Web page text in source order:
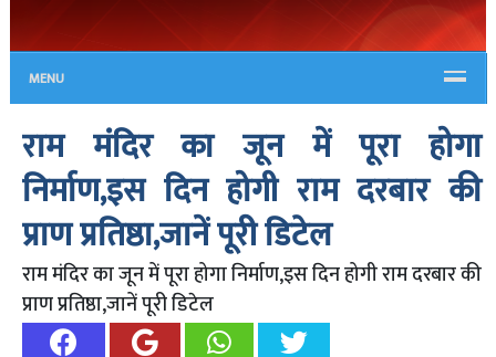
MENU
राम मंदिर का जून में पूरा होगा
निर्माण,इस दिन होगी राम दरबार की
प्राण प्रतिष्ठा,जानें पूरी डिटेल
राम मंदिर का जून में पूरा होगा निर्माण,इस दिन होगी राम दरबार की
प्राण प्रतिष्ठा,जानें पूरी डिटेल